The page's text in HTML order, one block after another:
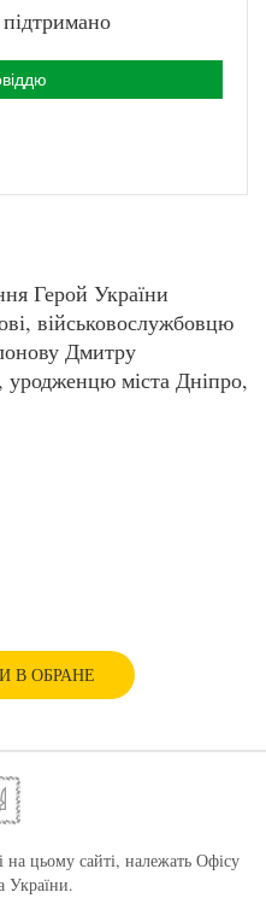
Герой України
військовослужбовцю
Дмитру
міста Дніпро,
В ОБРАНЕ
на цьому сайті, належать Офісу
України.